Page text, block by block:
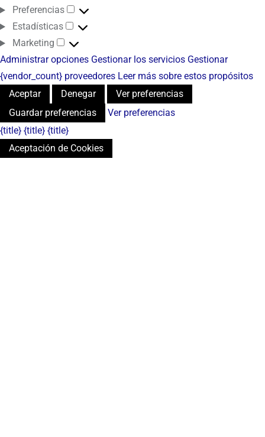
Preferencias
Estadísticas
Marketing
Administrar opciones Gestionar los servicios Gestionar
{vendor_count} proveedores Leer más sobre estos propósitos
Aceptar
Denegar
Ver preferencias
Guardar preferencias
Ver preferencias
{title} {title} {title}
Aceptación de Cookies